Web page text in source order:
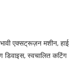
एक्सट्रूज़न मशीन, हाई
स्वचालित कटिंग